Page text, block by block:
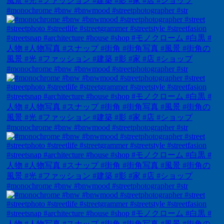
#monochrome #bnw #bnwmood #streetphotographer #str
#monochrome #bnw #bnwmood #streetphotographer #str
#monochrome #bnw #bnwmood #streetphotographer #str
#monochrome #bnw #bnwmood #streetphotographer #str